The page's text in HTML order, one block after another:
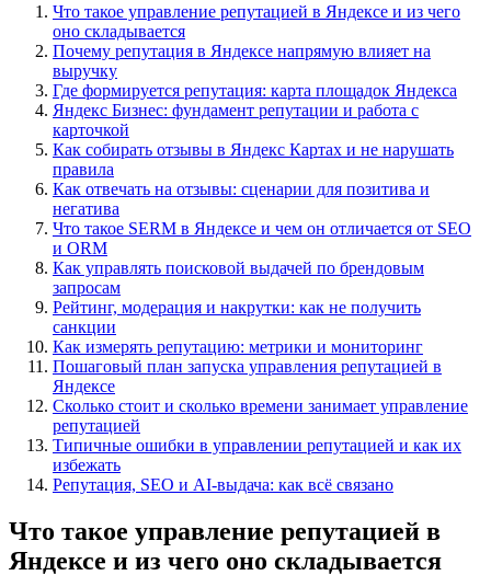
Что такое управление репутацией в Яндексе и из чего
оно складывается
Почему репутация в Яндексе напрямую влияет на
выручку
Где формируется репутация: карта площадок Яндекса
Яндекс Бизнес: фундамент репутации и работа с
карточкой
Как собирать отзывы в Яндекс Картах и не нарушать
правила
Как отвечать на отзывы: сценарии для позитива и
негатива
Что такое SERM в Яндексе и чем он отличается от SEO
и ORM
Как управлять поисковой выдачей по брендовым
запросам
Рейтинг, модерация и накрутки: как не получить
санкции
Как измерять репутацию: метрики и мониторинг
Пошаговый план запуска управления репутацией в
Яндексе
Сколько стоит и сколько времени занимает управление
репутацией
Типичные ошибки в управлении репутацией и как их
избежать
Репутация, SEO и AI-выдача: как всё связано
Что такое управление репутацией в
Яндексе и из чего оно складывается